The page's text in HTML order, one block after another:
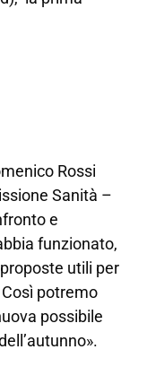
Rossi
Sanità –
e
funzionato,
utili per
potremo
possibile